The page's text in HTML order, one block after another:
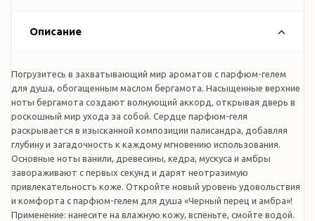
Описание
Погрузитесь в захватывающий мир ароматов с парфюм-гелем
для душа, обогащенным маслом бергамота. Насыщенные верхние
ноты бергамота создают волнующий аккорд, открывая дверь в
роскошный мир ухода за собой. Сердце парфюм-геля
раскрывается в изысканной композиции палисандра, добавляя
глубину и загадочность к каждому мгновению использования.
Основные ноты ванили, древесины, кедра, мускуса и амбры
завораживают с первых секунд и дарят неотразимую
привлекательность коже. Откройте новый уровень удовольствия
и комфорта с парфюм-гелем для душа «Черный перец и амбра»!
Применение: нанесите на влажную кожу, вспеньте, смойте водой.